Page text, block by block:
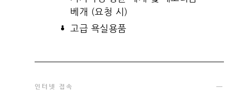
베개 (요청 시)
고급 욕실용품
인터넷 접속